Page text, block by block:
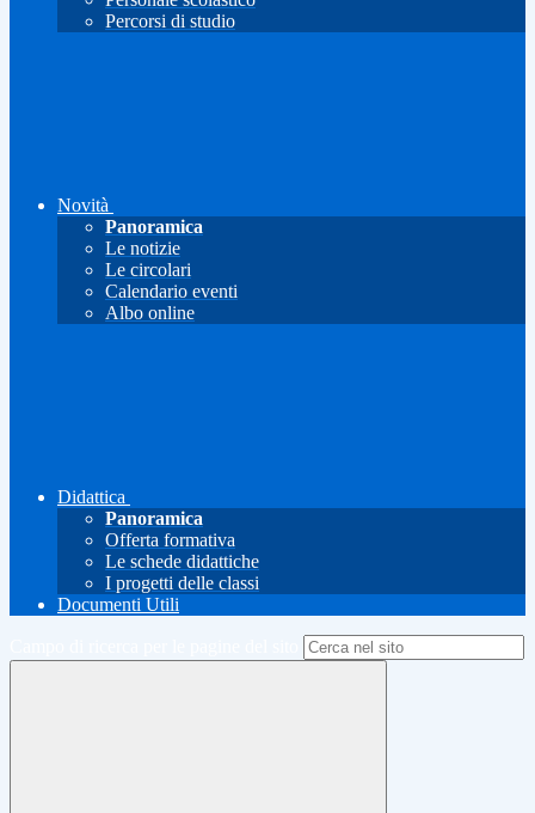
Percorsi di studio
Novità
Panoramica
Le notizie
Le circolari
Calendario eventi
Albo online
Didattica
Panoramica
Offerta formativa
Le schede didattiche
I progetti delle classi
Documenti Utili